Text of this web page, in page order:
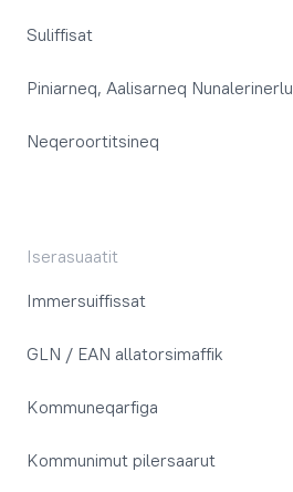
Suliffisat
Piniarneq, Aalisarneq Nunalerinerlu
Neqeroortitsineq
Iserasuaatit
Immersuiffissat
GLN / EAN allatorsimaffik
Kommuneqarfiga
Kommunimut pilersaarut